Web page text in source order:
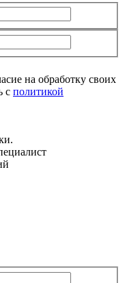
на обработку своих
с политикой